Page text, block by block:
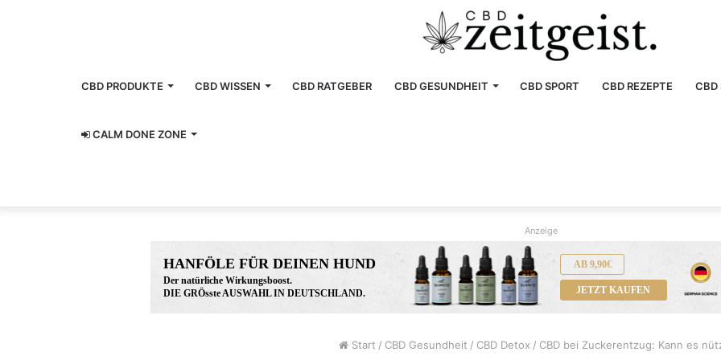
CBD PRODUKTE CBD WISSEN CBD RATGEBER CBD GESUNDHEIT CBD SPORT CBD REZEPTE CBD
CALM DONE ZONE
Anzeige
HANFÖLE FÜR DEINEN HUND
Der natürliche Wirkungsboost.
DIE GRÖsste AUSWAHL IN DEUTSCHLAND.
AB 9,90€
JETZT KAUFEN
www.hunreys.de
Start / CBD Gesundheit / CBD Detox / CBD bei Zuckerentzug: Kann es